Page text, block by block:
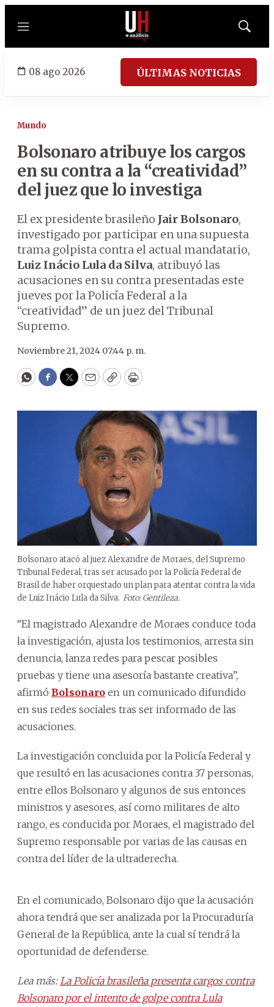
Menú
Mostrar
08 ago 2026 ÚLTIMAS NOTICIAS
Mundo
Bolsonaro atribuye los cargos
en su contra a la “creatividad”
del juez que lo investiga
El ex presidente brasileño Jair Bolsonaro,
investigado por participar en una supuesta
trama golpista contra el actual mandatario,
Luiz Inácio Lula da Silva, atribuyó las
acusaciones en su contra presentadas este
jueves por la Policía Federal a la
“creatividad” de un juez del Tribunal
Supremo.
Noviembre 21, 2024 07:44 p. m.
WhatsApp
Facebook
Twitter
EmailCopyPrint
Bolsonaro atacó al juez Alexandre de Moraes, del Supremo
Tribunal Federal, tras ser acusado por la Policía Federal de
Brasil de haber orquestado un plan para atentar contra la vida
de Luiz Inácio Lula da Silva. Foto: Gentileza.
“El magistrado Alexandre de Moraes conduce toda
la investigación, ajusta los testimonios, arresta sin
denuncia, lanza redes para pescar posibles
pruebas y tiene una asesoría bastante creativa”,
afirmó Bolsonaro en un comunicado difundido
en sus redes sociales tras ser informado de las
acusaciones.
La investigación concluida por la Policía Federal y
que resultó en las acusaciones contra 37 personas,
entre ellos Bolsonaro y algunos de sus entonces
ministros y asesores, así como militares de alto
rango, es conducida por Moraes, el magistrado del
Supremo responsable por varias de las causas en
contra del líder de la ultraderecha.
En el comunicado, Bolsonaro dijo que la acusación
ahora tendrá que ser analizada por la Procuraduría
General de la República, ante la cual sí tendrá la
oportunidad de defenderse.
Lea más: La Policía brasileña presenta cargos contra
Bolsonaro por el intento de golpe contra Lula